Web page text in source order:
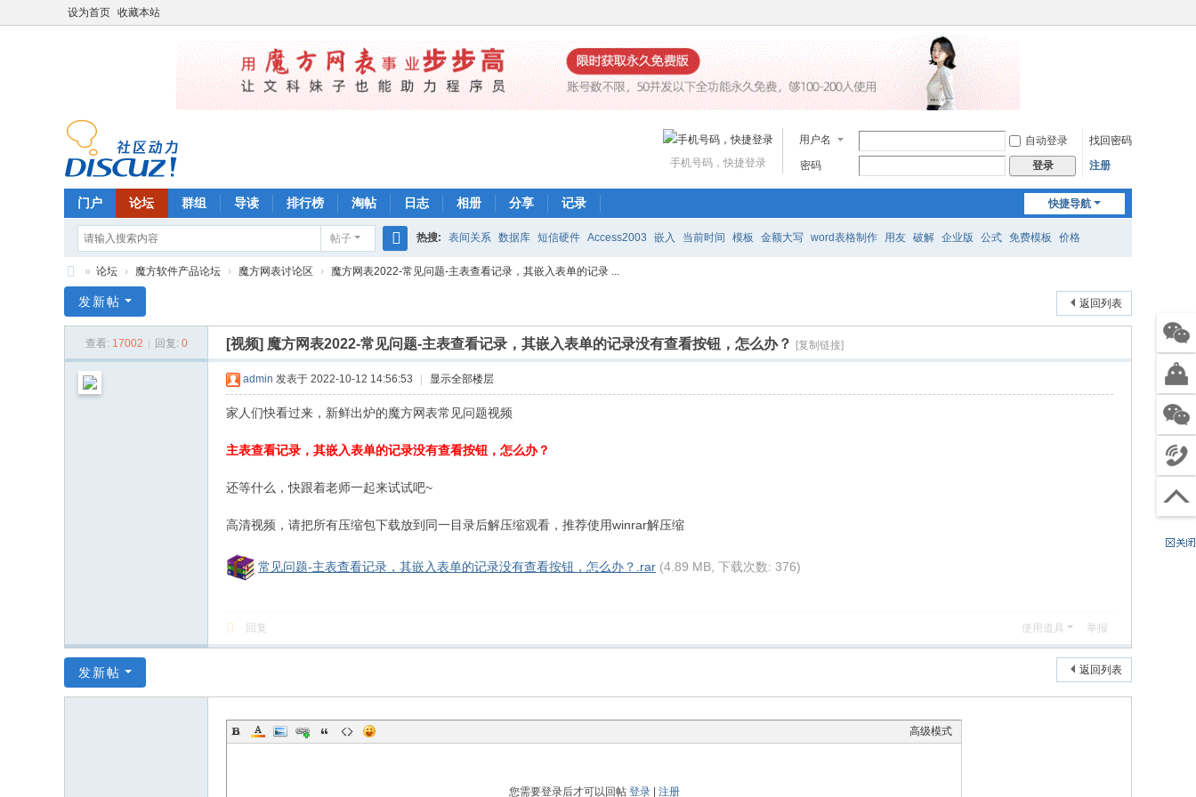
设为首页 收藏本站
用户名 自动登录
找回密码
密码
登录 注册
手机号码，快捷登录
快捷导航
门户 论坛 群组 导读 排行榜 淘帖 日志 相册 分享 记录
帖子
搜
热搜: 表间关系 数据库 短信硬件 Access2003 嵌入 当前时间 模板 金额大写 word表格制作 用友 破解 企业版 公式 免费模板 价格
魔方网表价格 编辑公式 打印 下载 工作流
方
» 论坛 › 魔方软件产品论坛 › 魔方网表讨论区 › 魔方网表2022-常见问题-主表查看记录，其嵌入表单的记录 ...
返回列表
发新帖
查看: 17002 回复: 0 [视频] 魔方网表2022-常见问题-主表查看记录，其嵌入表单的记录没有查看按钮，怎么办？ [复制链接]
admin 发表于 2022-10-12 14:56:53 显示全部楼层
家人们快看过来，新鲜出炉的魔方网表常见问题视频
主表查看记录，其嵌入表单的记录没有查看按钮，怎么办？
还等什么，快跟着老师一起来试试吧~
高清视频，请把所有压缩包下载放到同一目录后解压缩观看，推荐使用winrar解压缩
常见问题-主表查看记录，其嵌入表单的记录没有查看按钮，怎么办？.rar (4.89 MB, 下载次数: 376)
回复 使用道具 举报
返回列表
发新帖
高级模式
您需要登录后才可以回帖 登录| 注册
售前
微信
智能
客服
关注
微信
电话
沟通
0
6
工
作
时
（
节回到